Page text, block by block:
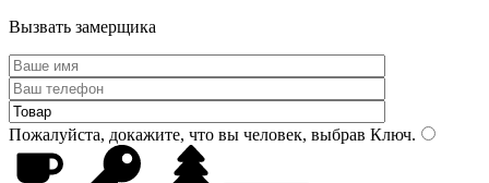
Вызвать замерщика
Пожалуйста, докажите, что вы человек, выбрав Ключ.